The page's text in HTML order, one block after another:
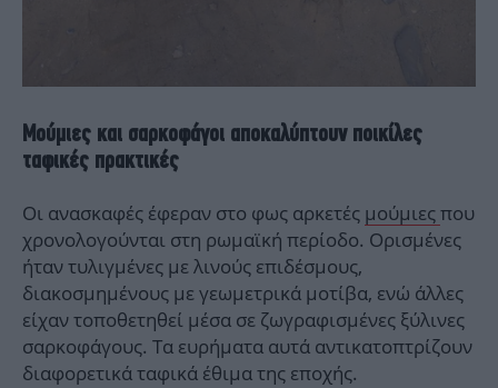
Μούμιες και σαρκοφάγοι αποκαλύπτουν ποικίλες
ταφικές πρακτικές
Οι ανασκαφές έφεραν στο φως αρκετές μούμιεςπου
χρονολογούνται στη ρωμαϊκή περίοδο. Ορισμένες
ήταν τυλιγμένες με λινούς επιδέσμους,
διακοσμημένους με γεωμετρικά μοτίβα, ενώ άλλες
είχαν τοποθετηθεί μέσα σε ζωγραφισμένες ξύλινες
σαρκοφάγους. Τα ευρήματα αυτά αντικατοπτρίζουν
διαφορετικά ταφικά έθιμα της εποχής.